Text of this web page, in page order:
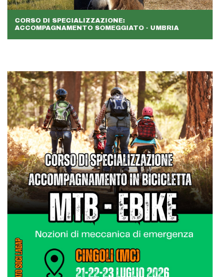
CORSO DI SPECIALIZZAZIONE:
ACCOMPAGNAMENTO SOMEGGIATO - UMBRIA